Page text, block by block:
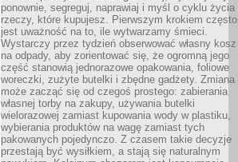
ponownie, segreguj, naprawiaj i myśl o cyklu życia
rzeczy, które kupujesz. Pierwszym krokiem często
jest uważność na to, ile wytwarzamy śmieci.
Wystarczy przez tydzień obserwować własny kosz
na odpady, aby zorientować się, że ogromną jego
część stanowią jednorazowe opakowania, foliowe
woreczki, zużyte butelki i zbędne gadżety. Zmiana
może zacząć się od czegoś prostego: zabierania
własnej torby na zakupy, używania butelki
wielorazowej zamiast kupowania wody w plastiku,
wybierania produktów na wagę zamiast tych
pakowanych pojedynczo. Z czasem takie decyzje
przestają być wysiłkiem, a stają się naturalnym